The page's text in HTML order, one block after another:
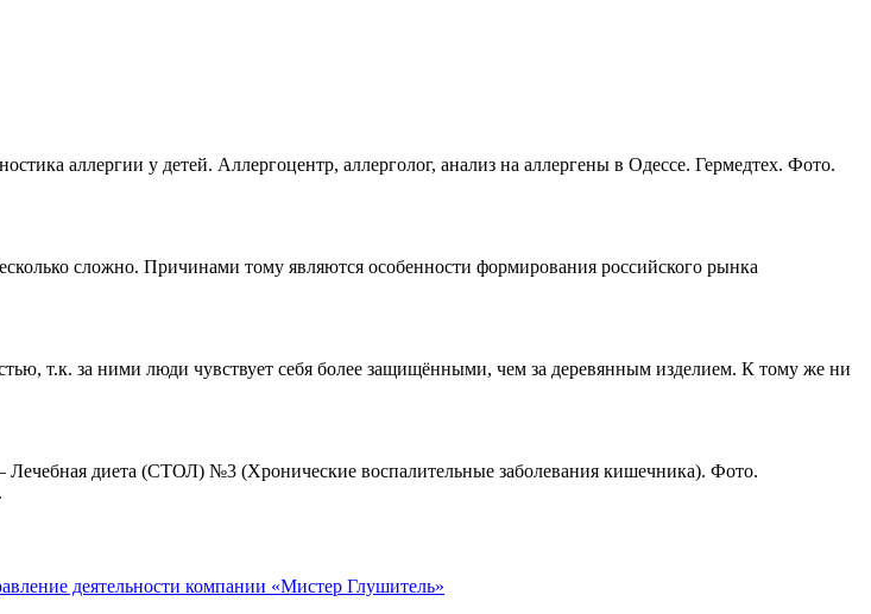
аллергии у детей. Аллергоцентр, аллерголог, анализ на аллергены в Одессе. Гермедтех. Фото.
сложно. Причинами тому являются особенности формирования российского рынка
т.к. за ними люди чувствует себя более защищёнными, чем за деревянным изделием. К тому же ни
диета (СТОЛ) №3 (Хронические воспалительные заболевания кишечника). Фото.
деятельности компании «Мистер Глушитель»